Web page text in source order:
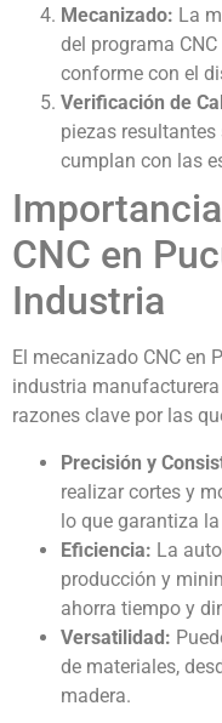
Mecanizado: La
del programa
conforme con el
Verificación de
piezas resultantes
cumplan con las
CNC en
Industria
El mecanizado CNC en
industria
razones clave por las
Precisión y
realizar cortes y
lo que garantiza
Eficiencia: La
producción y
ahorra tiempo y
Versatilidad:
de materiales,
madera.